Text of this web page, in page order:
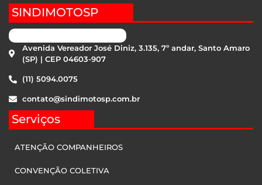
SINDIMOTOSP
Avenida Vereador José Diniz, 3.135, 7º andar, Santo Amaro
(SP) | CEP 04603-907
(11) 5094.0075
contato@sindimotosp.com.br
Serviços
ATENÇÃO COMPANHEIROS
CONVENÇÃO COLETIVA